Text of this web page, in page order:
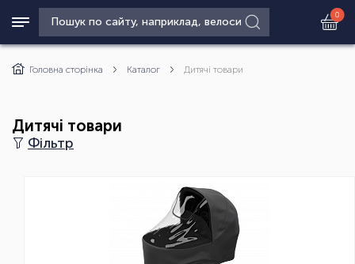
0
Головна сторінка Каталог Дитячі товари
Дитячі товари
Фільтр